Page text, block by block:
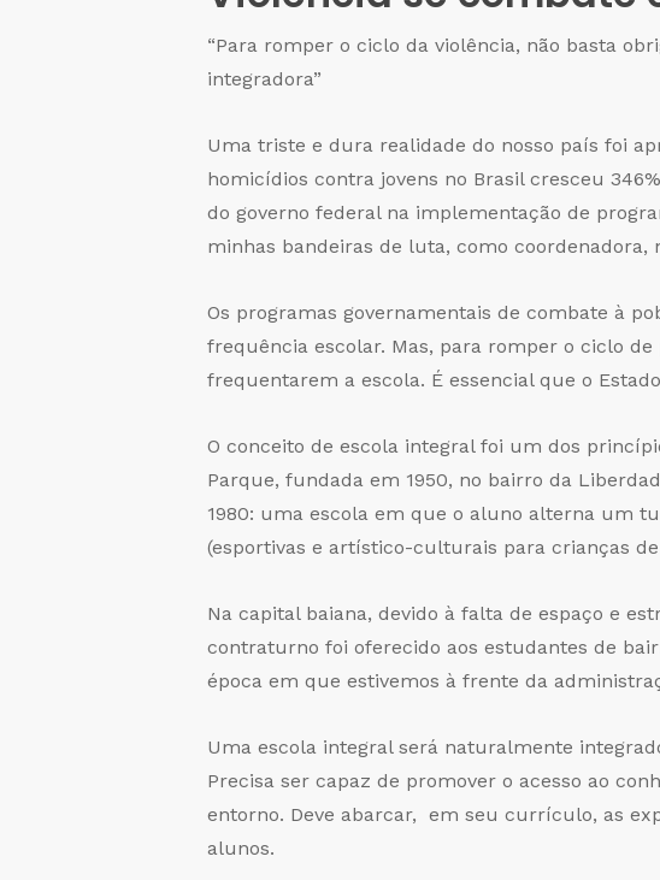
“Para romper o ciclo da violência, não basta
integradora”
Uma triste e dura realidade do nosso país foi
homicídios contra jovens no Brasil cresceu
do governo federal na implementação de
minhas bandeiras de luta, como coordenadora,
Os programas governamentais de combate à
frequência escolar. Mas, para romper o ciclo
frequentarem a escola. É essencial que o
O conceito de escola integral foi um dos
Parque, fundada em 1950, no bairro da
1980: uma escola em que o aluno alterna um
(esportivas e artístico-culturais para crianças
Na capital baiana, devido à falta de espaço e
contraturno foi oferecido aos estudantes de
época em que estivemos à frente da
Uma escola integral será naturalmente
Precisa ser capaz de promover o acesso ao
entorno. Deve abarcar, em seu currículo, as
alunos.